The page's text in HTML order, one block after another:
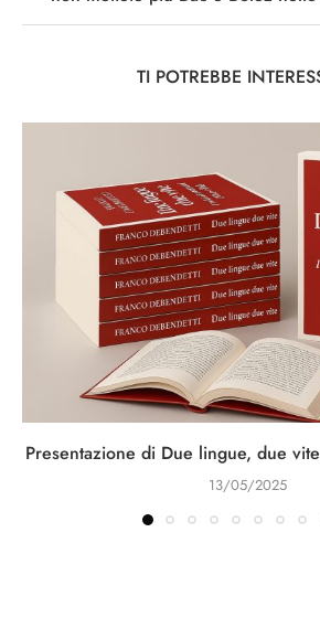
TI POTREBBE
Presentazione di Due lingue, due
13/05/2025